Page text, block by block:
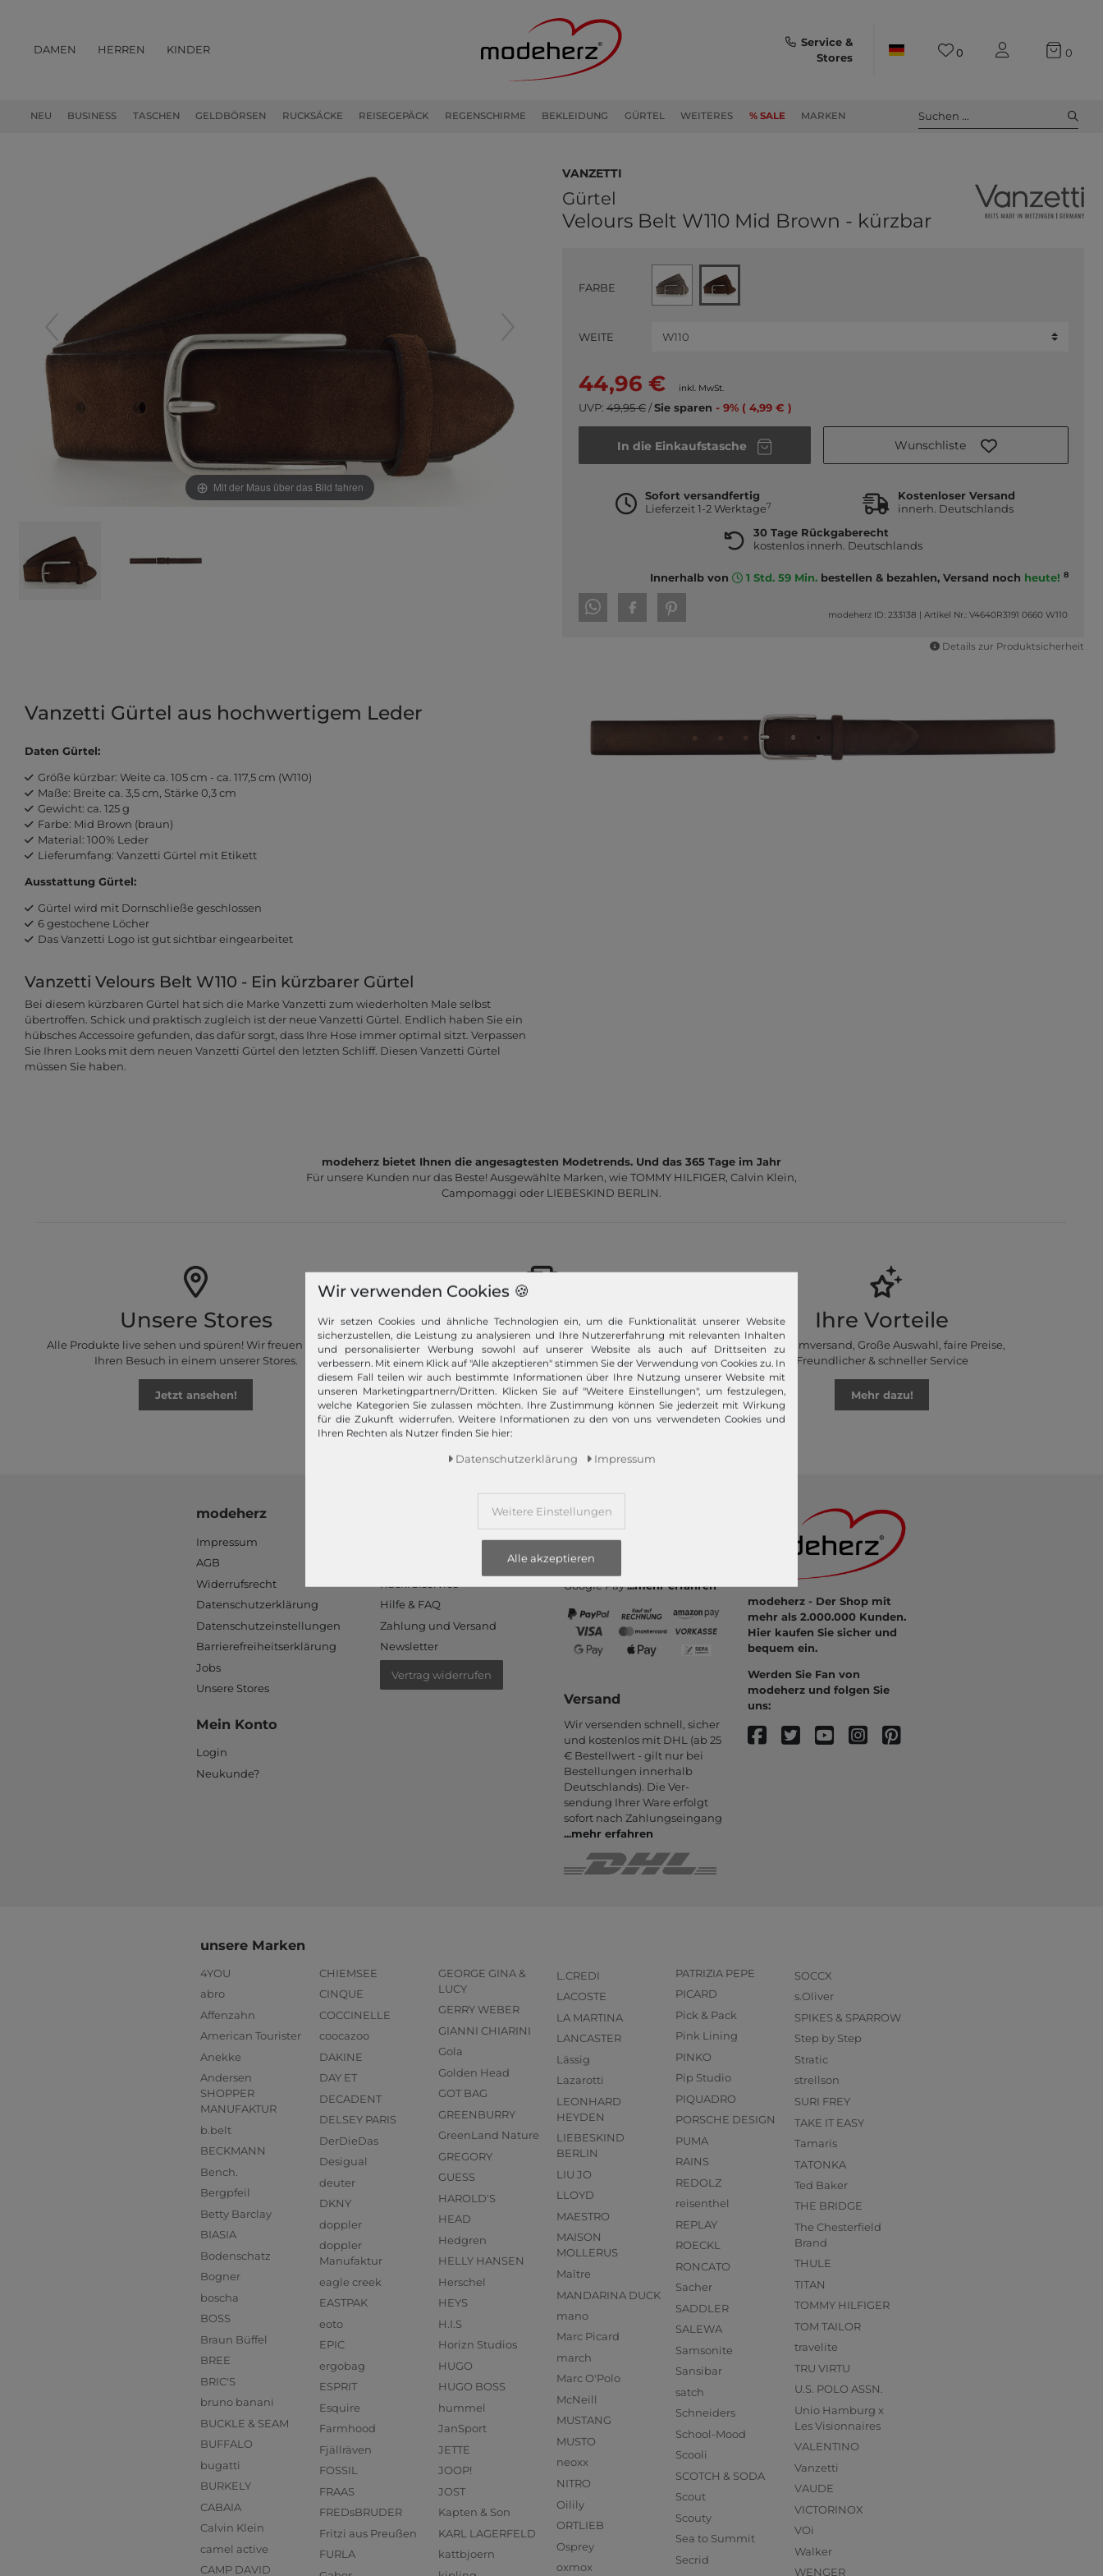
DAMEN HERREN KINDER
NEU BUSINESS TASCHEN GELDBÖRSEN RUCKSÄCKE REISEGEPÄCK REGENSCHIRME BEKLEIDUNG GÜRTEL WEITERES % SALE MARKEN
Service &
Stores
0 0
Suchen ...
Mit der Maus über das Bild fahren
Vanzetti
Gürtel
Velours Belt W110 Mid Brown - kürzbar
FARBE
WEITE
44,96 € inkl. MwSt.
UVP: 49,95 €/Sie sparen - 9% ( 4,99 € )
In die Einkaufstasche Wunschliste
Sofort versandfertig
Lieferzeit 1-2 Werktage7
Kostenloser Versand
innerh. Deutschlands
30 Tage Rückgaberecht
kostenlos innerh. Deutschlands
Innerhalb von 1 Std. 59 Min.bestellen & bezahlen, Versand noch heute! 8
modeherz ID: 233138 |Artikel Nr.: V4640R3191 0660 W110
Details zur Produktsicherheit
Vanzetti Gürtel aus hochwertigem Leder
Daten Gürtel:
Größe kürzbar: Weite ca. 105 cm - ca. 117,5 cm (W110)
Maße: Breite ca. 3,5 cm, Stärke 0,3 cm
Gewicht: ca. 125 g
Farbe: Mid Brown (braun)
Material: 100% Leder
Lieferumfang: Vanzetti Gürtel mit Etikett
Ausstattung Gürtel:
Gürtel wird mit Dornschließe geschlossen
6 gestochene Löcher
Das Vanzetti Logo ist gut sichtbar eingearbeitet
Vanzetti Velours Belt W110 - Ein kürzbarer Gürtel
Bei diesem kürzbaren Gürtel hat sich die Marke Vanzetti zum wiederholten Male selbst
übertroffen. Schick und praktisch zugleich ist der neue Vanzetti Gürtel. Endlich haben Sie ein
hübsches Accessoire gefunden, das dafür sorgt, dass Ihre Hose immer optimal sitzt. Verpassen
Sie Ihren Looks mit dem neuen Vanzetti Gürtel den letzten Schliff. Diesen Vanzetti Gürtel
müssen Sie haben.
modeherz bietet Ihnen die angesagtesten Modetrends. Und das 365 Tage im Jahr
Für unsere Kunden nur das Beste! Ausgewählte Marken, wie TOMMY HILFIGER, Calvin Klein,
Campomaggi oder LIEBESKIND BERLIN.
Unsere Stores
Alle Produkte live sehen und spüren! Wir freuen uns auf
Ihren Besuch in einem unserer Stores.
Jetzt ansehen!
Schneller Versand!
Wir versenden Ihre Bestellung schnell per
Premiumversand.
Mehr dazu!
Ihre Vorteile
Premiumversand, Große Auswahl, faire Preise,
Freundlicher & schneller Service
Mehr dazu!
modeherz
Impressum
AGB
Widerrufsrecht
Datenschutzerklärung
Datenschutzeinstellungen
Barrierefreiheitserklärung
Jobs
Unsere Stores
Mein Konto
Login
Neukunde?
Rückrufservice
Hilfe & FAQ
Zahlung und Versand
Newsletter
Vertrag widerrufen
Zahlungsarten
PayPal, Kauf auf Rechnung,
Amazon Pay, Vor­kasse,
Google Pay...mehr erfahren
Versand
Wir versenden schnell, sicher
und kostenlos mit DHL (ab 25
€ Bestell­wert - gilt nur bei
Bestel­lungen inner­halb
Deutsch­lands). Die Ver­
sendung Ihrer Ware er­folgt
sofort nach Zahlungs­eingang
...mehr erfahren
modeherz - Der Shop mit
mehr als 2.000.000 Kunden.
Hier kaufen Sie sicher und
bequem ein.
Werden Sie Fan von
modeherz und folgen Sie
uns:
unsere Marken
4YOU
abro
Affenzahn
American Tourister
Anekke
Andersen
SHOPPER
MANUFAKTUR
b.belt
BECKMANN
Bench.
Bergpfeil
Betty Barclay
BIASIA
Bodenschatz
Bogner
boscha
BOSS
Braun Büffel
BREE
BRIC'S
bruno banani
BUCKLE & SEAM
BUFFALO
bugatti
BURKELY
CABAIA
Calvin Klein
camel active
CAMP DAVID
CHIEMSEE
CINQUE
COCCINELLE
coocazoo
DAKINE
DAY ET
DECADENT
DELSEY PARIS
DerDieDas
Desigual
deuter
DKNY
doppler
doppler
Manufaktur
eagle creek
EASTPAK
eoto
EPIC
ergobag
ESPRIT
Esquire
Farmhood
Fjällräven
FOSSIL
FRAAS
FREDsBRUDER
Fritzi aus Preußen
FURLA
GEORGE GINA &
LUCY
GERRY WEBER
GIANNI CHIARINI
Gola
Golden Head
GOT BAG
GREENBURRY
GreenLand Nature
GREGORY
GUESS
HAROLD'S
HEAD
Hedgren
HELLY HANSEN
Herschel
HEYS
H.I.S
Horizn Studios
HUGO
HUGO BOSS
hummel
JanSport
JETTE
JOOP!
JOST
Kapten & Son
KARL LAGERFELD
kattbjoern
L.CREDI
LACOSTE
LA MARTINA
LANCASTER
Lässig
Lazarotti
LEONHARD
HEYDEN
LIEBESKIND
BERLIN
LIU JO
LLOYD
MAESTRO
MAISON
MOLLERUS
Maître
MANDARINA DUCK
mano
Marc Picard
march
Marc O'Polo
McNeill
MUSTANG
MUSTO
neoxx
NITRO
Oilily
ORTLIEB
Osprey
oxmox
PATRIZIA PEPE
PICARD
Pick & Pack
Pink Lining
PINKO
Pip Studio
PIQUADRO
PORSCHE DESIGN
PUMA
RAINS
REDOLZ
reisenthel
REPLAY
ROECKL
RONCATO
Sacher
SADDLER
SALEWA
Samsonite
Sansibar
satch
Schneiders
School-Mood
Scooli
SCOTCH & SODA
Scout
Scouty
Sea to Summit
Secrid
SOCCX
s.Oliver
SPIKES & SPARROW
Step by Step
Stratic
strellson
SURI FREY
TAKE IT EASY
Tamaris
TATONKA
Ted Baker
THE BRIDGE
The Chesterfield
Brand
THULE
TITAN
TOMMY HILFIGER
TOM TAILOR
travelite
TRU VIRTU
U.S. POLO ASSN.
Unio Hamburg x
Les Visionnaires
VALENTINO
Vanzetti
VAUDE
VICTORINOX
VOi
Walker
WENGER
Wir verwenden Cookies 🍪
Wir setzen Cookies und ähnliche Technologien ein, um die Funktionalität unserer Website
sicherzustellen, die Leistung zu analysieren und Ihre Nutzererfahrung mit relevanten Inhalten
und personalisierter Werbung sowohl auf unserer Website als auch auf Drittseiten zu
verbessern. Mit einem Klick auf "Alle akzeptieren" stimmen Sie der Verwendung von Cookies zu. In
diesem Fall teilen wir auch bestimmte Informationen über Ihre Nutzung unserer Website mit
unseren Marketingpartnern/Dritten. Klicken Sie auf "Weitere Einstellungen", um festzulegen,
welche Kategorien Sie zulassen möchten. Ihre Zustimmung können Sie jederzeit mit Wirkung
für die Zukunft widerrufen. Weitere Informationen zu den von uns verwendeten Cookies und
Ihren Rechten als Nutzer finden Sie hier:
Daten­schutz­erklärung Impressum
Weitere Einstellungen
Alle akzeptieren